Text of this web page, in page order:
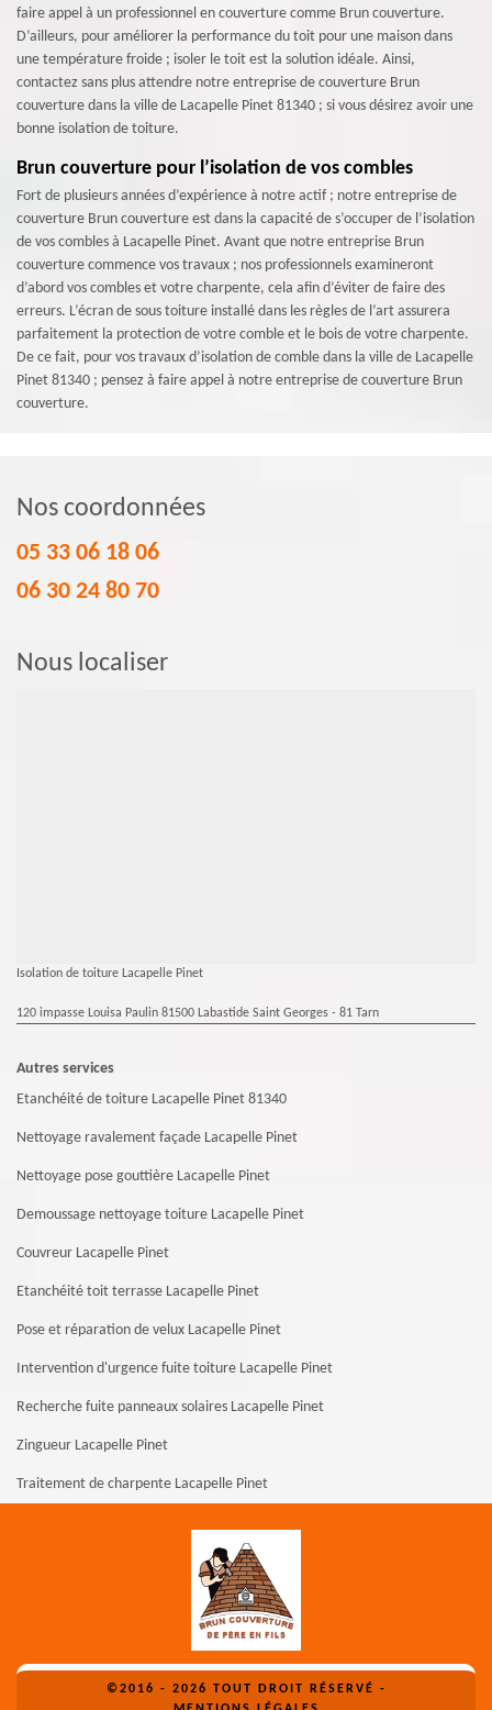
faire appel à un professionnel en couverture comme Brun couverture.
D’ailleurs, pour améliorer la performance du toit pour une maison dans
une température froide ; isoler le toit est la solution idéale. Ainsi,
contactez sans plus attendre notre entreprise de couverture Brun
couverture dans la ville de Lacapelle Pinet 81340 ; si vous désirez avoir une
bonne isolation de toiture.
Brun couverture pour l’isolation de vos combles
Fort de plusieurs années d’expérience à notre actif ; notre entreprise de
couverture Brun couverture est dans la capacité de s’occuper de l’isolation
de vos combles à Lacapelle Pinet. Avant que notre entreprise Brun
couverture commence vos travaux ; nos professionnels examineront
d’abord vos combles et votre charpente, cela afin d’éviter de faire des
erreurs. L’écran de sous toiture installé dans les règles de l’art assurera
parfaitement la protection de votre comble et le bois de votre charpente.
De ce fait, pour vos travaux d’isolation de comble dans la ville de Lacapelle
Pinet 81340 ; pensez à faire appel à notre entreprise de couverture Brun
couverture.
Nos coordonnées
05 33 06 18 06
06 30 24 80 70
Nous localiser
Isolation de toiture Lacapelle Pinet
120 impasse Louisa Paulin 81500 Labastide Saint Georges - 81 Tarn
Autres services
Etanchéité de toiture Lacapelle Pinet 81340
Nettoyage ravalement façade Lacapelle Pinet
Nettoyage pose gouttière Lacapelle Pinet
Demoussage nettoyage toiture Lacapelle Pinet
Couvreur Lacapelle Pinet
Etanchéité toit terrasse Lacapelle Pinet
Pose et réparation de velux Lacapelle Pinet
Intervention d'urgence fuite toiture Lacapelle Pinet
Recherche fuite panneaux solaires Lacapelle Pinet
Zingueur Lacapelle Pinet
Traitement de charpente Lacapelle Pinet
©2016 - 2026 TOUT DROIT RÉSERVÉ -